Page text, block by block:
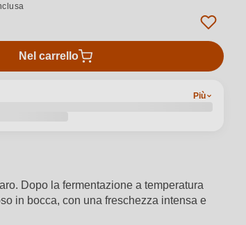
Nel carrello
Più
Dopo la fermentazione a temperatura
in bocca, con una freschezza intensa e